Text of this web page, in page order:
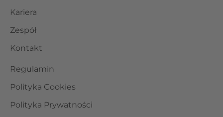
Kariera
Zespół
Kontakt
Regulamin
Polityka Cookies
Polityka Prywatności